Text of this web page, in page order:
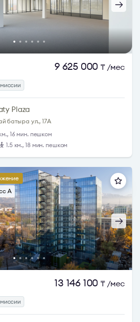
9 625 000 ₸ /мес
Plaza
батыра ул., 17А
16 мин. пешком
1.5 км., 18 мин. пешком
A
13 146 100 ₸ /мес